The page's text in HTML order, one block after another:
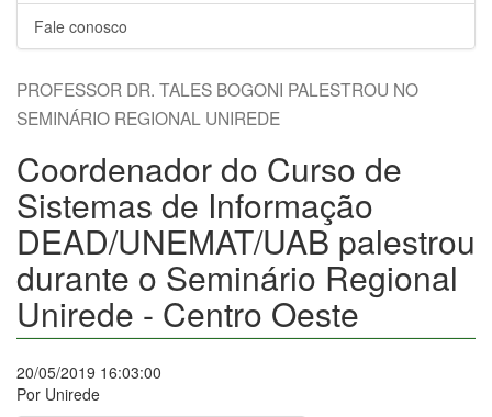
Fale conosco
PROFESSOR DR. TALES BOGONI PALESTROU NO
SEMINÁRIO REGIONAL UNIREDE
Coordenador do Curso de
Sistemas de Informação
DEAD/UNEMAT/UAB palestrou
durante o Seminário Regional
Unirede - Centro Oeste
20/05/2019 16:03:00
Por Unirede